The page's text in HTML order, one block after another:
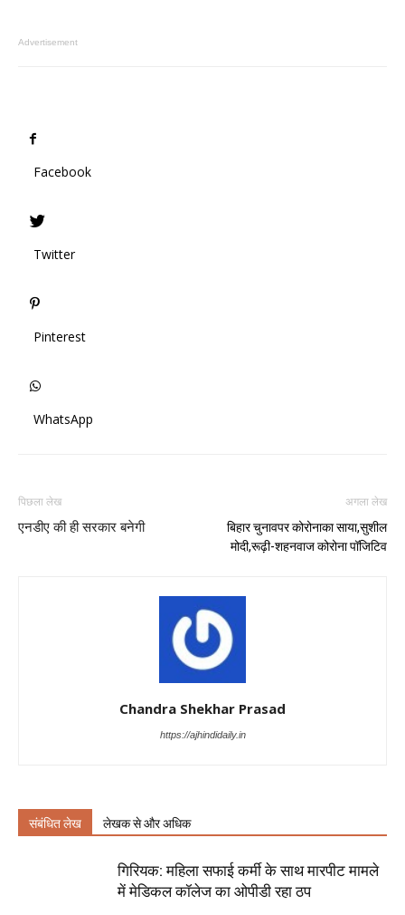
Advertisement
Facebook
Twitter
Pinterest
WhatsApp
पिछला लेख
एनडीए की ही सरकार बनेगी
अगला लेख
बिहार चुनावपर कोरोनाका साया,सुशील
मोदी,रूढ़ी-शहनवाज कोरोना पॉजिटिव
Chandra Shekhar Prasad
https://ajhindidaily.in
संबंधित लेख लेखक से और अधिक
गिरियक: महिला सफाई कर्मी के साथ मारपीट मामले
में मेडिकल कॉलेज का ओपीडी रहा ठप